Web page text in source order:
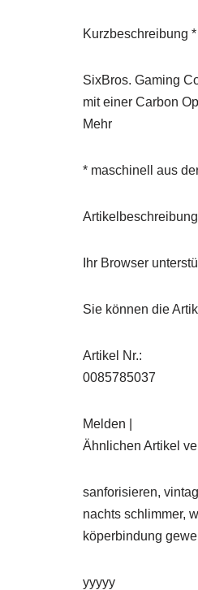
Kurzbeschreibung *
SixBros. Gaming
mit einer Carbon
Mehr
* maschinell aus
Ihr Browser
Sie können die
Artikel Nr.:
0085785037
Melden |
Ähnlichen Artikel
sanforisieren,
nachts schlimmer,
köperbindung
yyyyy